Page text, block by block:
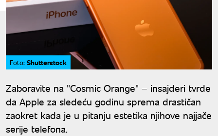
Foto: Shutterstock
Zaboravite na "Cosmic Orange" – insajderi tvrde
da Apple za sledeću godinu sprema drastičan
zaokret kada je u pitanju estetika njihove najjače
serije telefona.